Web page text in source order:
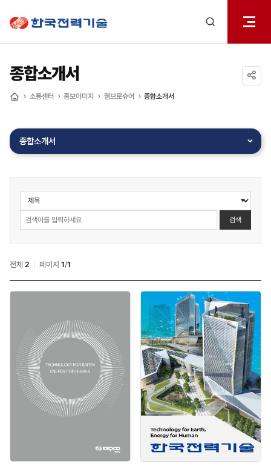
열기
종합소개서
소통센터 홍보이미지 웹브로슈어 종합소개서
종합소개서
소통센터
>
홍보책자
>
웹브로슈어
종합소개서
검색
전체 2 페이지 1/1